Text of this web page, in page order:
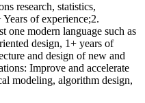
research, statistics,
of experience;2.
one modern language such as
design, 1+ years of
and design of new and
Improve and accelerate
modeling, algorithm design,